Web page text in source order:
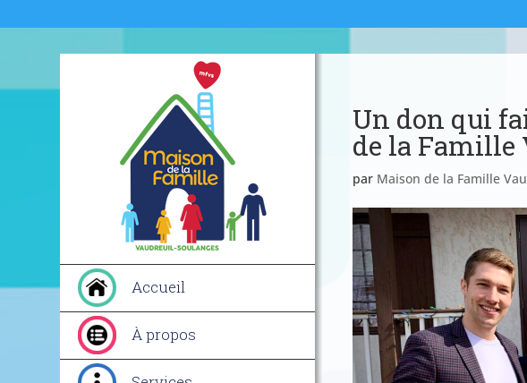
Accueil
À propos
Un don qui
de la Famille
par Maison de la Famille